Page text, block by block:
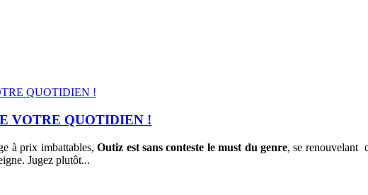
VOTRE QUOTIDIEN !
à prix imbattables,Outiz est sans conteste le must du genre, se renouvelant
Jugez plutôt...